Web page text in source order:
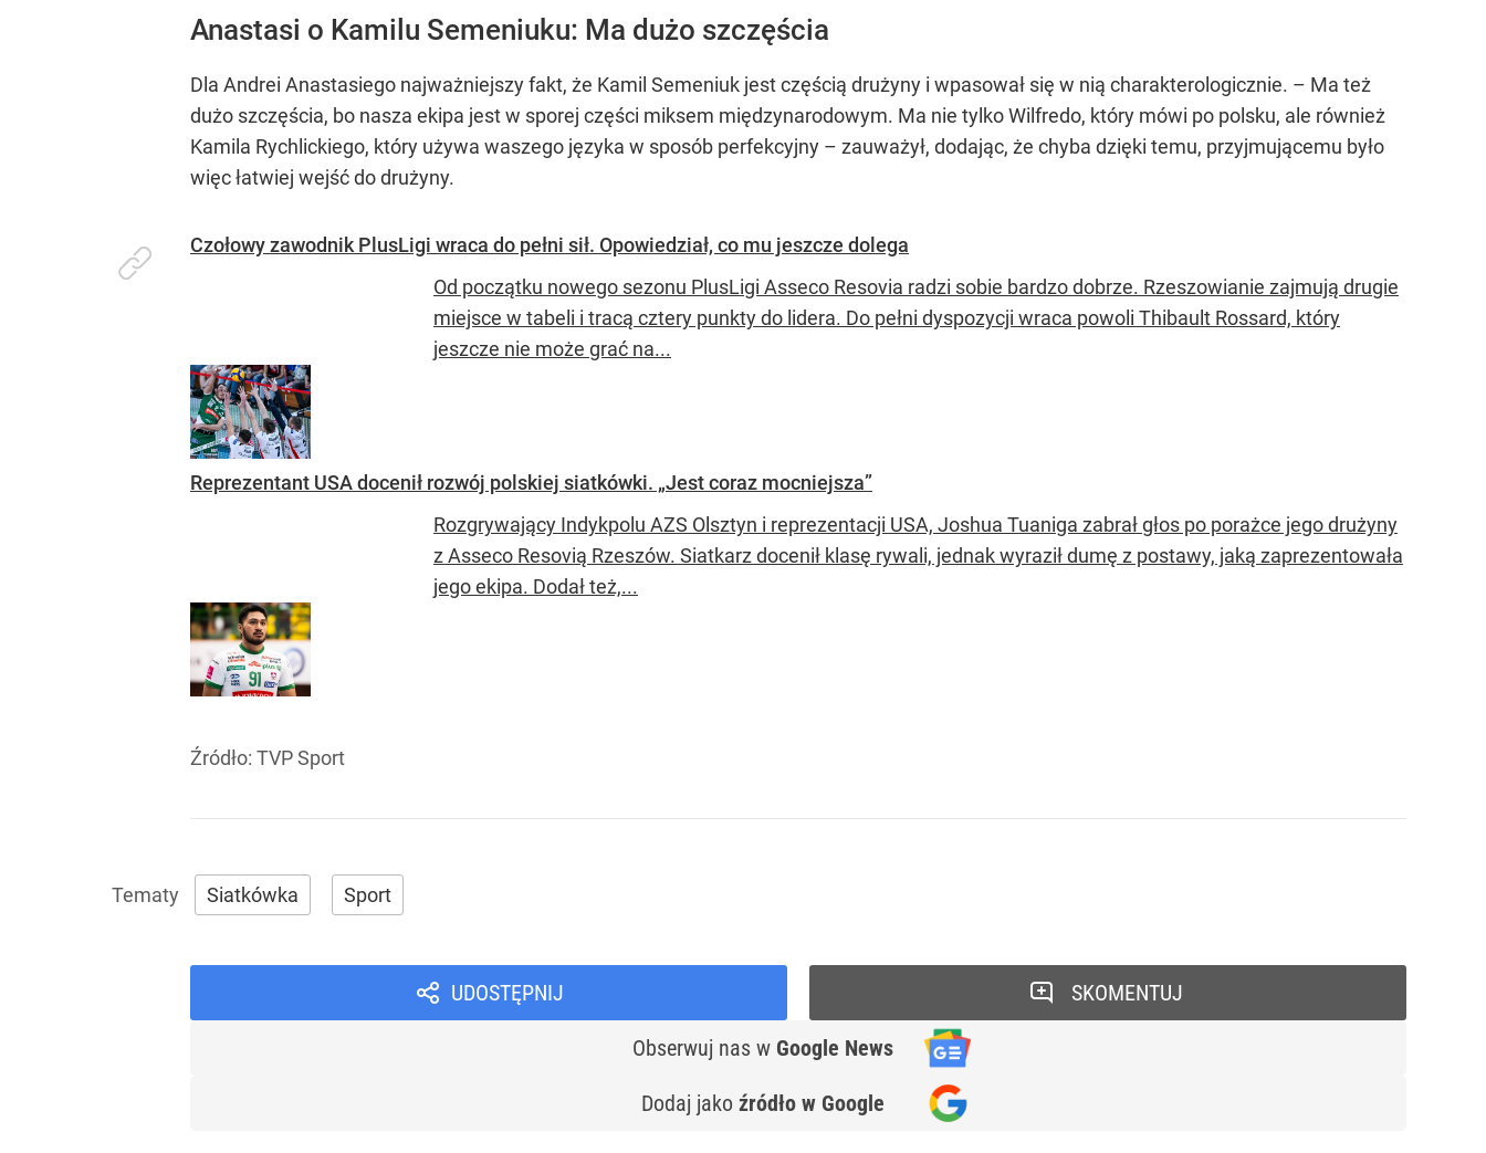
Anastasi o Kamilu Semeniuku: Ma dużo szczęścia
Dla Andrei Anastasiego najważniejszy fakt, że Kamil Semeniuk jest częścią drużyny i wpasował się w nią charakterologicznie. – Ma też
dużo szczęścia, bo nasza ekipa jest w sporej części miksem międzynarodowym. Ma nie tylko Wilfredo, który mówi po polsku, ale również
Kamila Rychlickiego, który używa waszego języka w sposób perfekcyjny – zauważył, dodając, że chyba dzięki temu, przyjmującemu było
więc łatwiej wejść do drużyny.
Czołowy zawodnik PlusLigi wraca do pełni sił. Opowiedział, co mu jeszcze dolega
Od początku nowego sezonu PlusLigi Asseco Resovia radzi sobie bardzo dobrze. Rzeszowianie zajmują drugie
miejsce w tabeli i tracą cztery punkty do lidera. Do pełni dyspozycji wraca powoli Thibault Rossard, który
jeszcze nie może grać na...
Reprezentant USA docenił rozwój polskiej siatkówki. „Jest coraz mocniejsza”
Rozgrywający Indykpolu AZS Olsztyn i reprezentacji USA, Joshua Tuaniga zabrał głos po porażce jego drużyny
z Asseco Resovią Rzeszów. Siatkarz docenił klasę rywali, jednak wyraził dumę z postawy, jaką zaprezentowała
jego ekipa. Dodał też,...
Źródło: TVP Sport
Siatkówka Sport
UDOSTĘPNIJ
Obserwuj nas w Google News
Dodaj jako źródło w Google
SKOMENTUJ